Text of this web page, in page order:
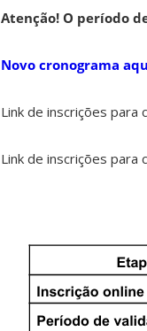
Atenção! O período
Novo cronograma
Link de inscrições para
Link de inscrições para